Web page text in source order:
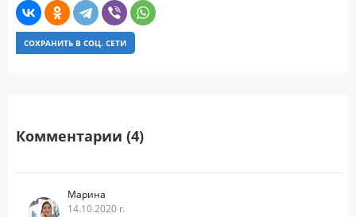
СОХРАНИТЬ В СОЦ. СЕТИ
Комментарии (4)
Марина
14.10.2020 г.